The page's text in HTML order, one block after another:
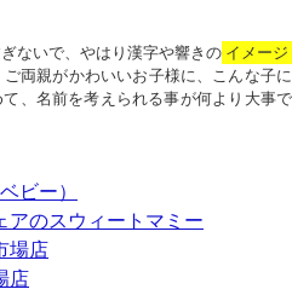
ないで、やはり漢字や響きの イメージ
両親がかわいいお子様に、こんな子に
て、名前を考えられる事が何より大事で
ビー）
アのスウィートマミー
場店
店